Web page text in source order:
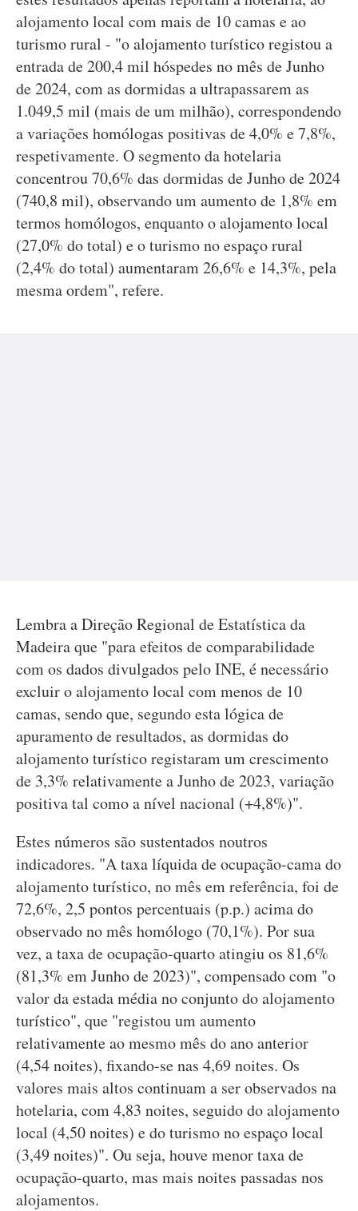
alojamento local com mais de 10 camas e ao
turismo rural - "o alojamento turístico registou a
entrada de 200,4 mil hóspedes no mês de Junho
de 2024, com as dormidas a ultrapassarem as
1.049,5 mil (mais de um milhão), correspondendo
a variações homólogas positivas de 4,0% e 7,8%,
respetivamente. O segmento da hotelaria
concentrou 70,6% das dormidas de Junho de 2024
(740,8 mil), observando um aumento de 1,8% em
termos homólogos, enquanto o alojamento local
(27,0% do total) e o turismo no espaço rural
(2,4% do total) aumentaram 26,6% e 14,3%, pela
mesma ordem", refere.
Lembra a Direção Regional de Estatística da
Madeira que "para efeitos de comparabilidade
com os dados divulgados pelo INE, é necessário
excluir o alojamento local com menos de 10
camas, sendo que, segundo esta lógica de
apuramento de resultados, as dormidas do
alojamento turístico registaram um crescimento
de 3,3% relativamente a Junho de 2023, variação
positiva tal como a nível nacional (+4,8%)".
Estes números são sustentados noutros
indicadores. "A taxa líquida de ocupação-cama do
alojamento turístico, no mês em referência, foi de
72,6%, 2,5 pontos percentuais (p.p.) acima do
observado no mês homólogo (70,1%). Por sua
vez, a taxa de ocupação-quarto atingiu os 81,6%
(81,3% em Junho de 2023)", compensado com "o
valor da estada média no conjunto do alojamento
turístico", que "registou um aumento
relativamente ao mesmo mês do ano anterior
(4,54 noites), fixando-se nas 4,69 noites. Os
valores mais altos continuam a ser observados na
hotelaria, com 4,83 noites, seguido do alojamento
local (4,50 noites) e do turismo no espaço local
(3,49 noites)". Ou seja, houve menor taxa de
ocupação-quarto, mas mais noites passadas nos
alojamentos.